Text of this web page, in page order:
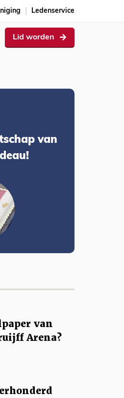
Ledenservice
Lid worden
van
van
Arena?